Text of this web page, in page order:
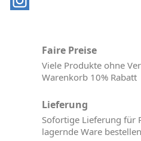
Faire Preise
Viele Produkte ohne
Warenkorb 10% Rabatt
Lieferung
Sofortige Lieferung für
lagernde Ware